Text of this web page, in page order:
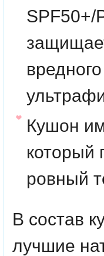
SPF50+/
Кушон
который
ровный
В состав
лучшие